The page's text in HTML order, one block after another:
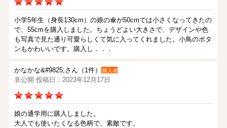
小学5年生（身長130cm）の娘の傘が50cmでは小さくなってきたの
で、55cmを購入しました。ちょうどよい大きさで、デザインや色
も写真で見た通り可愛らしくて気に入ってくれました。小鳥のボタ
ンもかわいいです。購入し．．．
かなかな&#9825;さん（1件） 購入者
非公開 投稿日：2023年12月17日
娘の通学用に購入しました。
大人でも使いたくなる色柄で、素敵です。